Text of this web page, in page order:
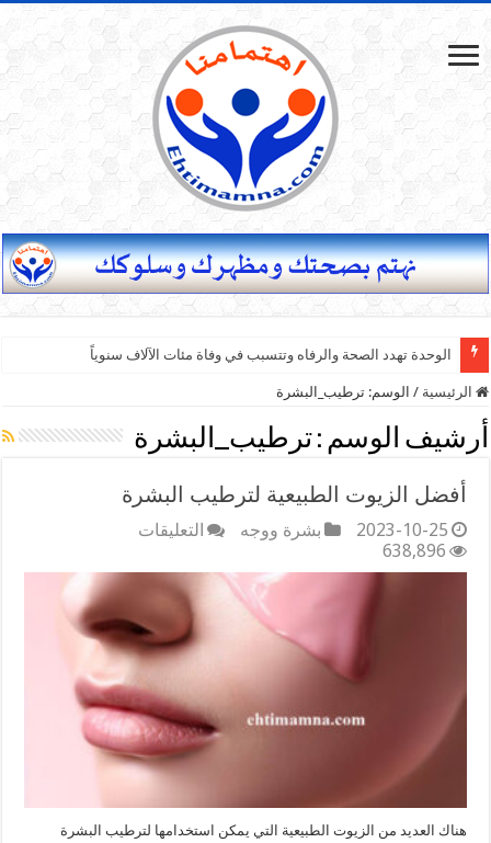
الوحدة تهدد الصحة والرفاه وتتسبب في وفاة مئات الآلاف سنوياً
الرئيسية / الوسم:ترطيب_البشرة
أرشيف الوسم :ترطيب_البشرة
أفضل الزيوت الطبيعية لترطيب البشرة
2023-10-25 بشرة ووجه التعليقات
الزيوت
الطبيعية
لترطيب
البشرة
مغلقة
638,896
هناك العديد من الزيوت الطبيعية التي يمكن استخدامها لترطيب البشرة